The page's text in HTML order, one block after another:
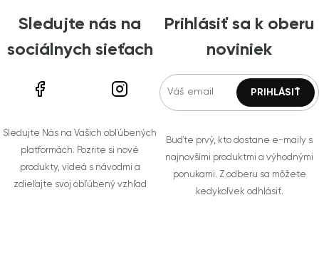
Sledujte nás na
sociálnych sieťach
Sledujte Nás na Vašich obľúbených
platformách. Pozrite si nové
produkty, videá s návodmi a
zdieľajte svoj obľúbený vzhľad
Prihlásiť sa k oberu
noviniek
Buďte prvý, kto dostane e-maily s
najnovšími produktmi a výhodnými
ponukami. Z odberu sa môžete
kedykoľvek odhlásiť.